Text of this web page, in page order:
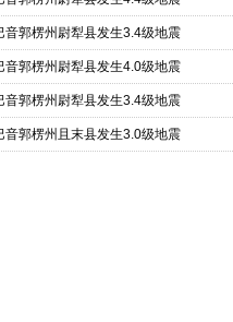
音郭楞州尉犁县发生3.4级地震
音郭楞州尉犁县发生4.0级地震
音郭楞州尉犁县发生3.4级地震
音郭楞州且末县发生3.0级地震